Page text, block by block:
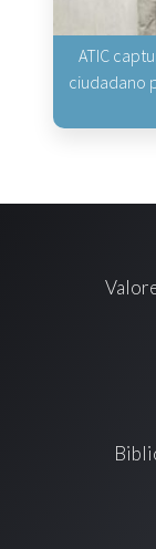
ATIC
ciudadano